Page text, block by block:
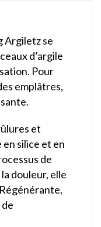
Argiletz se
d’argile
Pour
emplâtres,
et
silice et en
de
douleur, elle